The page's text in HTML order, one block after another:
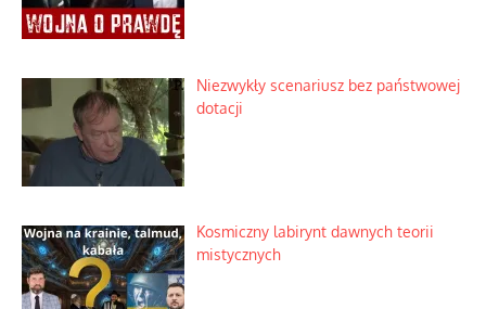
Niezwykły scenariusz bez państwowej
dotacji
Kosmiczny labirynt dawnych teorii
mistycznych